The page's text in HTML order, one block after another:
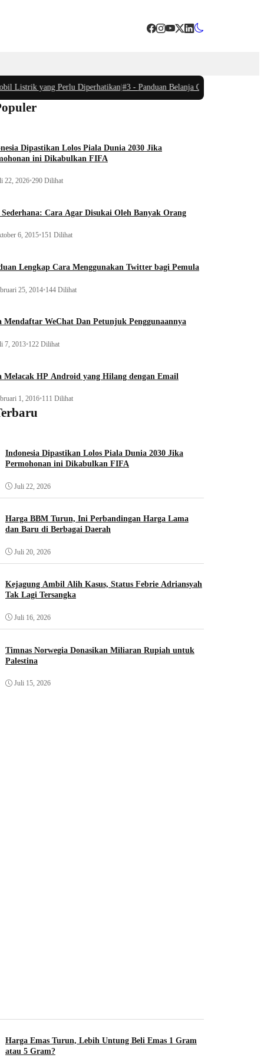
Listrik yang Perlu Diperhatikan|#3 -Panduan Belanja Online Cerdas: Pilih
Dipastikan Lolos Piala Dunia 2030 Jika
ini Dikabulkan FIFA
22, 2026•290 Dilihat
Sederhana: Cara Agar Disukai Oleh Banyak Orang
6, 2015•151 Dilihat
Lengkap Cara Menggunakan Twitter bagi Pemula
25, 2014•144 Dilihat
Mendaftar WeChat Dan Petunjuk Penggunaannya
7, 2013•122 Dilihat
Melacak HP Android yang Hilang dengan Email
1, 2016•111 Dilihat
Indonesia Dipastikan Lolos Piala Dunia 2030 Jika
Permohonan ini Dikabulkan FIFA
Juli 22, 2026
Harga BBM Turun, Ini Perbandingan Harga Lama
dan Baru di Berbagai Daerah
Juli 20, 2026
Kejagung Ambil Alih Kasus, Status Febrie Adriansyah
Tak Lagi Tersangka
Juli 16, 2026
Timnas Norwegia Donasikan Miliaran Rupiah untuk
Palestina
Juli 15, 2026
Harga Emas Turun, Lebih Untung Beli Emas 1 Gram
atau 5 Gram?